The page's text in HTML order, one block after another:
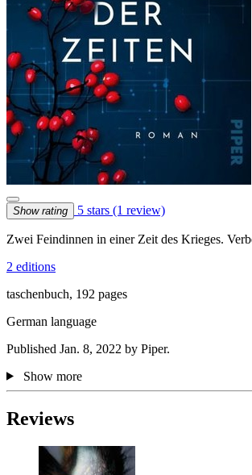
Show rating 5 stars (1 review)
Zwei Feindinnen in einer Zeit des Krieges.
2 editions
taschenbuch, 192 pages
German language
Published Jan. 8, 2022 by Piper.
Show more
Reviews